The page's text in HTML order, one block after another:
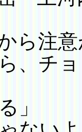
ら注
、チ
」